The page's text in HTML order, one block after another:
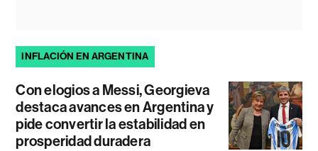
INFLACIÓN EN ARGENTINA
Con elogios a Messi, Georgieva
destaca avances en Argentina y
pide convertir la estabilidad en
prosperidad duradera